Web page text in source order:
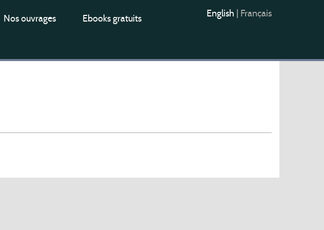
Nos ouvrages Ebooks gratuits English Français